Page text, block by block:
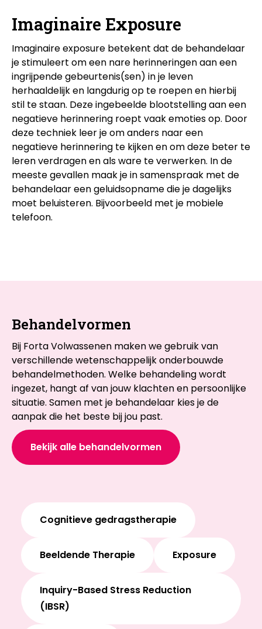
Imaginaire Exposure
Imaginaire exposure betekent dat de behandelaar
je stimuleert om een nare herinneringen aan een
ingrijpende gebeurtenis(sen) in je leven
herhaaldelijk en langdurig op te roepen en hierbij
stil te staan. Deze ingebeelde blootstelling aan een
negatieve herinnering roept vaak emoties op. Door
deze techniek leer je om anders naar een
negatieve herinnering te kijken en om deze beter te
leren verdragen en als ware te verwerken. In de
meeste gevallen maak je in samenspraak met de
behandelaar een geluidsopname die je dagelijks
moet beluisteren. Bijvoorbeeld met je mobiele
telefoon.
Behandelvormen
Bij Forta Volwassenen maken we gebruik van
verschillende wetenschappelijk onderbouwde
behandelmethoden. Welke behandeling wordt
ingezet, hangt af van jouw klachten en persoonlijke
situatie. Samen met je behandelaar kies je de
aanpak die het beste bij jou past.
Bekijk alle behandelvormen
Cognitieve gedragstherapie
Beeldende Therapie Exposure
Inquiry-Based Stress Reduction
(IBSR)